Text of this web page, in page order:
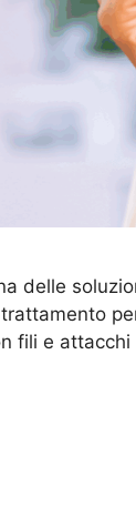
delle
fili e